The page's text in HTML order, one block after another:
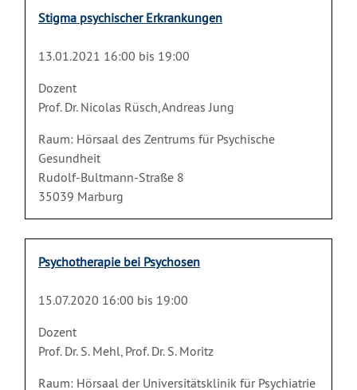
Stigma psychischer Erkrankungen
13.01.2021 16:00 bis 19:00
Dozent
Prof. Dr. Nicolas Rüsch, Andreas Jung
Raum: Hörsaal des Zentrums für Psychische
Gesundheit
Rudolf-Bultmann-Straße 8
35039 Marburg
Psychotherapie bei Psychosen
15.07.2020 16:00 bis 19:00
Dozent
Prof. Dr. S. Mehl, Prof. Dr. S. Moritz
Raum: Hörsaal der Universitätsklinik für Psychiatrie